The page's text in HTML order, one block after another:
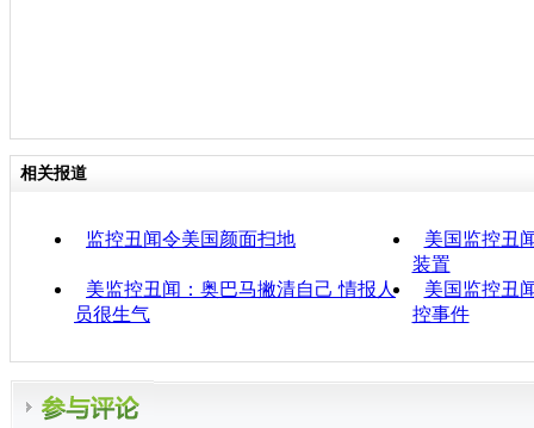
相关报道
监控丑闻令美国颜面扫地
美国监控丑
装置
美监控丑闻：奥巴马撇清自己 情报人
员很生气
美国监控丑
控事件